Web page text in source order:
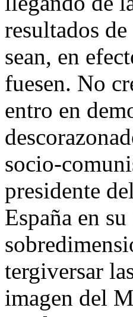
resultados
sean, en
fuesen. No
entro en
socio-
presidente
España en
tergiversar
imagen del